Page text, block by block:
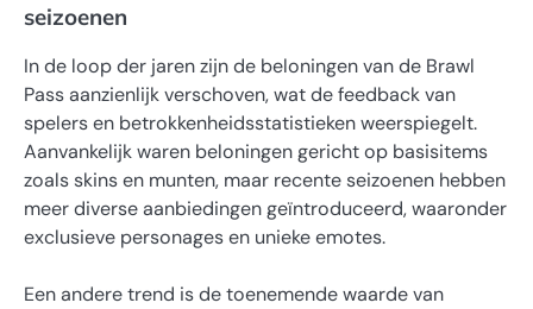
seizoenen
In de loop der jaren zijn de beloningen van de Brawl
Pass aanzienlijk verschoven, wat de feedback van
spelers en betrokkenheidsstatistieken weerspiegelt.
Aanvankelijk waren beloningen gericht op basisitems
zoals skins en munten, maar recente seizoenen hebben
meer diverse aanbiedingen geïntroduceerd, waaronder
exclusieve personages en unieke emotes.
Een andere trend is de toenemende waarde van